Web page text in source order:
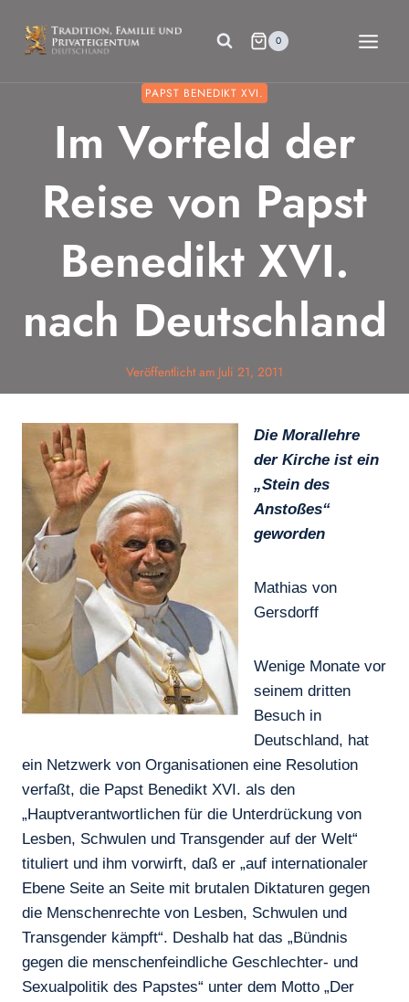
Inhalt
springen
0
PAPST BENEDIKT XVI.
Im Vorfeld der
Reise von Papst
Benedikt XVI.
nach Deutschland
Veröffentlicht am Juli 21, 2011
Die Morallehre
der Kirche ist ein
„Stein des
Anstoßes“
geworden
Mathias von
Gersdorff
Wenige Monate vor
seinem dritten
Besuch in
Deutschland, hat
ein Netzwerk von Organisationen eine Resolution
verfaßt, die Papst Benedikt XVI. als den
„Hauptverantwortlichen für die Unterdrückung von
Lesben, Schwulen und Transgender auf der Welt“
tituliert und ihm vorwirft, daß er „auf internationaler
Ebene Seite an Seite mit brutalen Diktaturen gegen
die Menschenrechte von Lesben, Schwulen und
Transgender kämpft“. Deshalb hat das „Bündnis
gegen die menschenfeindliche Geschlechter- und
Sexualpolitik des Papstes“ unter dem Motto „Der